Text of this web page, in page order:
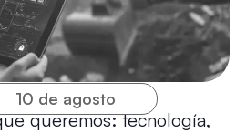
queremos: tecnología,
10 de agosto